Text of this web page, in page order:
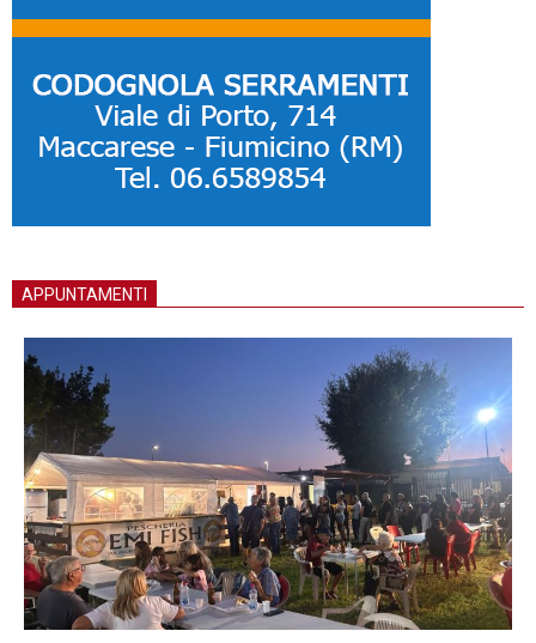
APPUNTAMENTI